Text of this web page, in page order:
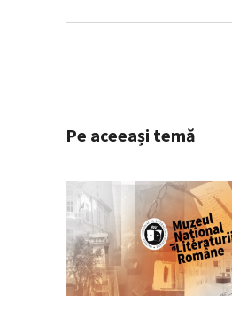
Pe aceeași temă